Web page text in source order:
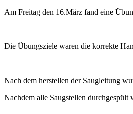
Am Freitag den 16.März fand eine
Die Übungsziele waren die korrekte
Nach dem herstellen der Saugleitung
Nachdem alle Saugstellen